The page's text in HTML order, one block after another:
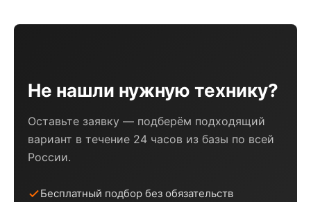
Не нашли нужную технику?
Оставьте заявку — подберём подходящий
вариант в течение 24 часов из базы по всей
России.
Бесплатный подбор без обязательств